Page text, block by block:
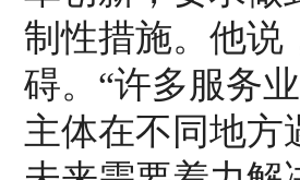
制性措施。他说
碍。“许多服务
主体在不同地方